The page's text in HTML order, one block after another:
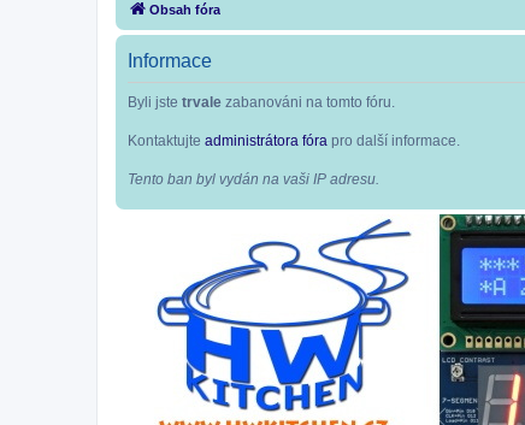
Obsah fóra
Informace
Byli jste trvale zabanováni na tomto fóru.
Kontaktujte administrátora fóra pro další informace.
Tento ban byl vydán na vaši IP adresu.